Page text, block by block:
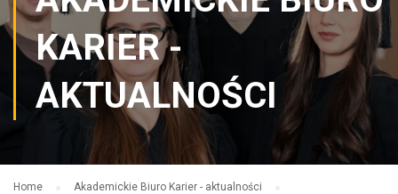
KARIER -
AKTUALNOŚCI
Home
Akademickie Biuro Karier - aktualności